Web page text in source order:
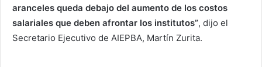
aranceles queda debajo del aumento de los costos
salariales que deben afrontar los institutos”, dijo el
Secretario Ejecutivo de AIEPBA, Martín Zurita.